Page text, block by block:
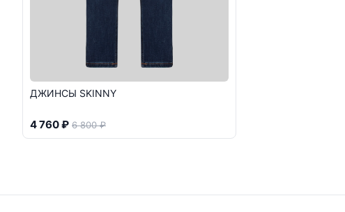
ДЖИНСЫ SKINNY
4 760 ₽ 6 800 ₽